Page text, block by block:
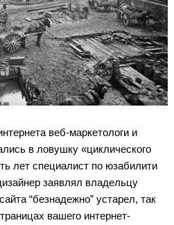
веб-маркетологи и
в ловушку «циклического
лет специалист по юзабилити
заявлял владельцу
“безнадежно” устарел, так
вашего интернет-